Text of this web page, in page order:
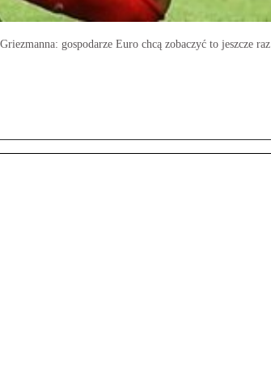
gospodarze Euro chcą zobaczyć to jeszcze raz